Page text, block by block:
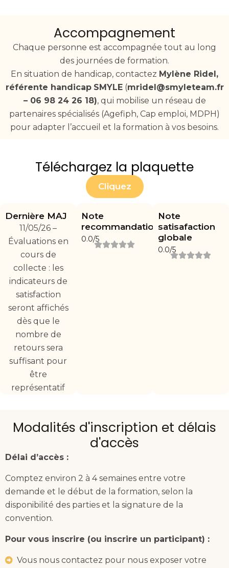
Accompagnement
Chaque personne est accompagnée tout au long
des journées de formation.
En situation de handicap, contactez Mylène Ridel,
référente handicap SMYLE(mridel@smyleteam.fr
– 06 98 24 26 18), qui mobilise un réseau de
partenaires spécialisés (Agefiph, Cap emploi, MDPH)
pour adapter l’accueil et la formation à vos besoins.
Téléchargez la plaquette
Cliquez
Dernière MAJ
11/05/26 –
Évaluations en
cours de
collecte : les
indicateurs de
satisfaction
seront affichés
dès que le
nombre de
retours sera
suffisant pour
être
représentatif
Note
recommandation
0.0/5
Note
satisafaction
globale
0.0/5
Modalités d'inscription et délais
d'accès
Délai d’accès :
Comptez environ 2 à 4 semaines entre votre
demande et le début de la formation, selon la
disponibilité des parties et la signature de la
convention.
Pour vous inscrire (ou inscrire un participant) :
Vous nous contactez pour nous exposer votre